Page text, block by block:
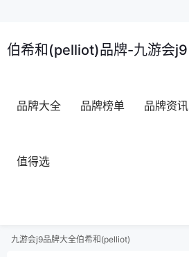
伯希和(pelliot)品牌-九游会j9
品牌大全 品牌榜单 品牌资讯
值得选
九游会j9品牌大全伯希和(pelliot)